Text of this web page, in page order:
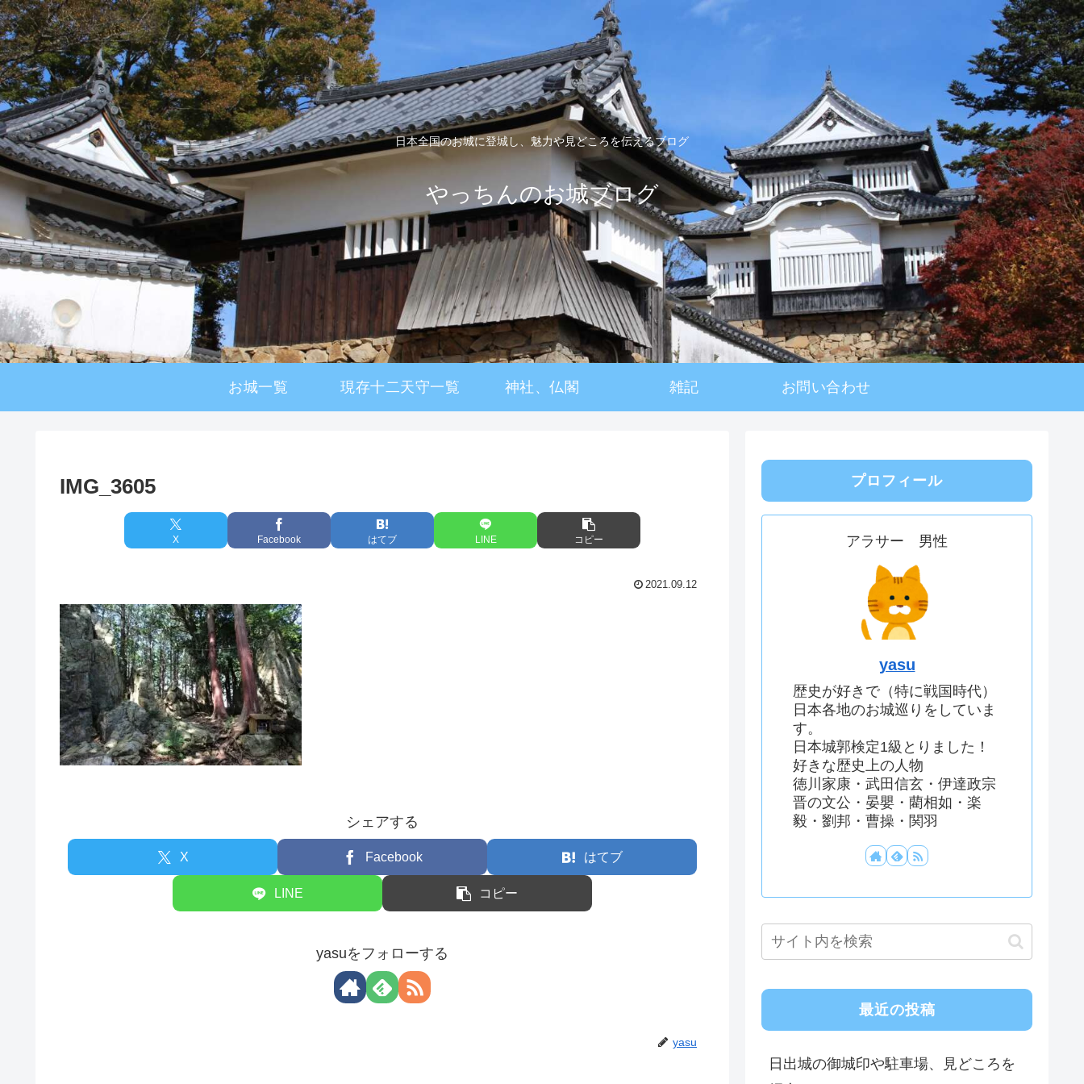
日本全国のお城に登城し、魅力や見どころを伝えるブログ
やっちんのお城ブログ
お城一覧 現存十二天守一覧 神社、仏閣 雑記 お問い合わせ
IMG_3605
X Facebook はてブ LINE コピー
2021.09.12
シェアする
X Facebook はてブ
LINE コピー
yasuをフォローする
yasu
プロフィール
アラサー 男性
yasu
歴史が好きで（特に戦国時代）
日本各地のお城巡りをしていま
す。
日本城郭検定1級とりました！
好きな歴史上の人物
徳川家康・武田信玄・伊達政宗
晋の文公・晏嬰・藺相如・楽
毅・劉邦・曹操・関羽
最近の投稿
日出城の御城印や駐車場、見どころを